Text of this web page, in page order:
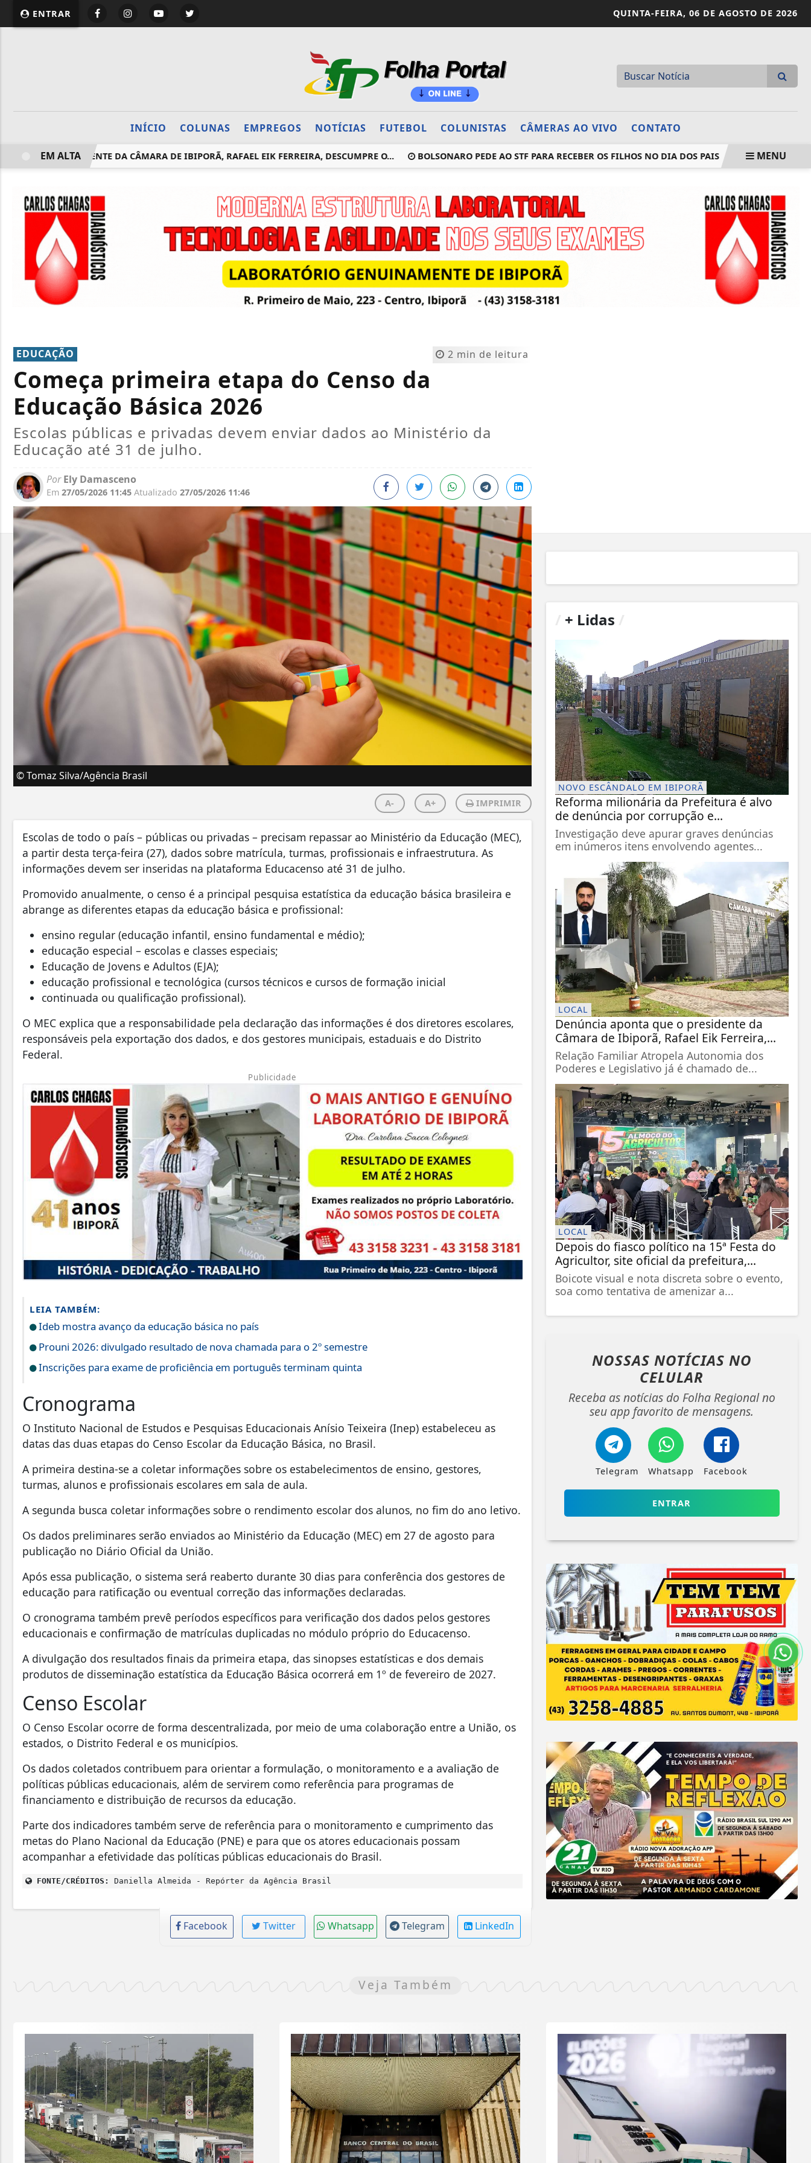
website page view counter
ENTRAR QUINTA-FEIRA, 06 DE AGOSTO DE 2026
INÍCIO COLUNAS EMPREGOS NOTÍCIAS FUTEBOL COLUNISTAS CÂMERAS AO VIVO CONTATO
O PRESIDENTE DA CÂMARA DE IBIPORÃ, RAFAEL EIK FERREIRA, DESCUMPRE O... BOLSONARO PEDE AO STF PARA RECEBER OS FILHOS NO DIA DOS PAIS IBIPORÃ TEM MAIS
EM ALTA MENU
2 min de leitura
EDUCAÇÃO
Começa primeira etapa do Censo da
Educação Básica 2026
Escolas públicas e privadas devem enviar dados ao Ministério da
Educação até 31 de julho.
PorEly Damasceno
Em 27/05/2026 11:45 Atualizado 27/05/2026 11:46
© Tomaz Silva/Agência Brasil
A- A+ IMPRIMIR
Escolas de todo o país – públicas ou privadas – precisam repassar ao Ministério da Educação (MEC),
a partir desta terça-feira (27), dados sobre matrícula, turmas, profissionais e infraestrutura. As
informações devem ser inseridas na plataforma Educacenso até 31 de julho.
Promovido anualmente, o censo é a principal pesquisa estatística da educação básica brasileira e
abrange as diferentes etapas da educação básica e profissional:
ensino regular (educação infantil, ensino fundamental e médio);
educação especial – escolas e classes especiais;
Educação de Jovens e Adultos (EJA);
educação profissional e tecnológica (cursos técnicos e cursos de formação inicial
continuada ou qualificação profissional).
O MEC explica que a responsabilidade pela declaração das informações é dos diretores escolares,
responsáveis pela exportação dos dados, e dos gestores municipais, estaduais e do Distrito
Federal.
Publicidade
LEIA TAMBÉM:
Ideb mostra avanço da educação básica no país
Prouni 2026: divulgado resultado de nova chamada para o 2º semestre
Inscrições para exame de proficiência em português terminam quinta
Cronograma
O Instituto Nacional de Estudos e Pesquisas Educacionais Anísio Teixeira (Inep) estabeleceu as
datas das duas etapas do Censo Escolar da Educação Básica, no Brasil.
A primeira destina-se a coletar informações sobre os estabelecimentos de ensino, gestores,
turmas, alunos e profissionais escolares em sala de aula.
A segunda busca coletar informações sobre o rendimento escolar dos alunos, no fim do ano letivo.
Os dados preliminares serão enviados ao Ministério da Educação (MEC) em 27 de agosto para
publicação no Diário Oficial da União.
Após essa publicação, o sistema será reaberto durante 30 dias para conferência dos gestores de
educação para ratificação ou eventual correção das informações declaradas.
O cronograma também prevê períodos específicos para verificação dos dados pelos gestores
educacionais e confirmação de matrículas duplicadas no módulo próprio do Educacenso.
A divulgação dos resultados finais da primeira etapa, das sinopses estatísticas e dos demais
produtos de disseminação estatística da Educação Básica ocorrerá em 1º de fevereiro de 2027.
Censo Escolar
O Censo Escolar ocorre de forma descentralizada, por meio de uma colaboração entre a União, os
estados, o Distrito Federal e os municípios.
Os dados coletados contribuem para orientar a formulação, o monitoramento e a avaliação de
políticas públicas educacionais, além de servirem como referência para programas de
financiamento e distribuição de recursos da educação.
Parte dos indicadores também serve de referência para o monitoramento e cumprimento das
metas do Plano Nacional da Educação (PNE) e para que os atores educacionais possam
acompanhar a efetividade das políticas públicas educacionais do Brasil.
FONTE/CRÉDITOS: Daniella Almeida - Repórter da Agência Brasil
Facebook Twitter Whatsapp Telegram LinkedIn
+ Lidas
NOVO ESCÂNDALO EM IBIPORÃ
Reforma milionária da Prefeitura é alvo
de denúncia por corrupção e...
Investigação deve apurar graves denúncias
em inúmeros itens envolvendo agentes...
LOCAL
Denúncia aponta que o presidente da
Câmara de Ibiporã, Rafael Eik Ferreira,...
Relação Familiar Atropela Autonomia dos
Poderes e Legislativo já é chamado de...
LOCAL
Depois do fiasco político na 15ª Festa do
Agricultor, site oficial da prefeitura,...
Boicote visual e nota discreta sobre o evento,
soa como tentativa de amenizar a...
NOSSAS NOTÍCIAS NO
CELULAR
Receba as notícias do Folha Regional no
seu app favorito de mensagens.
Telegram Whatsapp Facebook
ENTRAR
Veja Também